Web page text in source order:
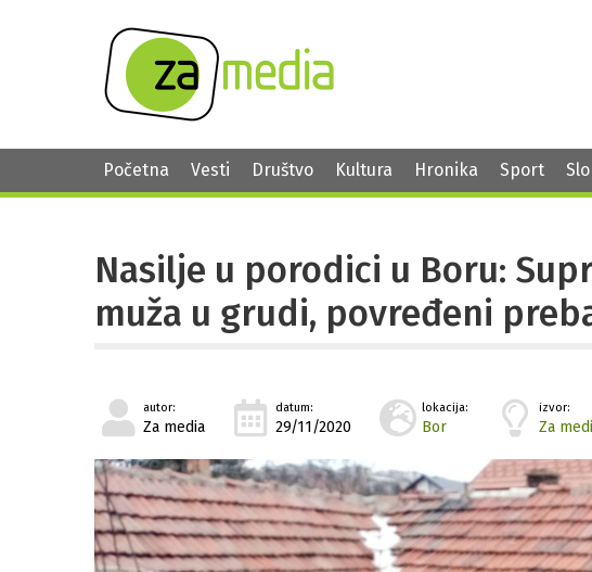
Početna Vesti Društvo Kultura Hronika Sport
Nasilje u porodici u Boru:
muža u grudi, povređeni
autor:
Za media
datum:
29/11/2020
lokacija:
Bor
izvor:
Za